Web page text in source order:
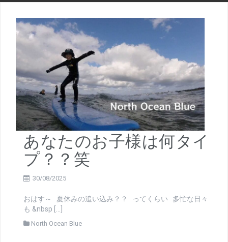
あなたのお子様は何タイ
プ？？笑
30/08/2025
おはす～ 夏休みの追い込み？？ ってくらい 多忙な日々
も &nbsp […]
North Ocean Blue